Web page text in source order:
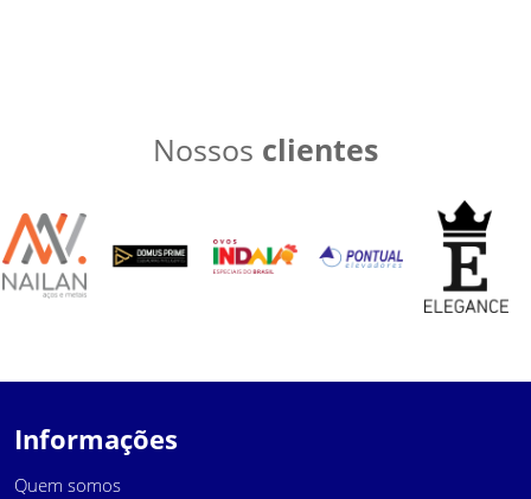
Nossos clientes
Informações
Quem somos